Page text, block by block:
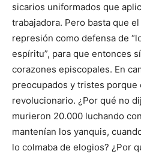
sicarios uniformados que
trabajadora. Pero basta que
represión como defensa de
espíritu”, para que entonces
corazones episcopales. En
preocupados y tristes porque
revolucionario. ¿Por qué no
murieron 20.000 luchando
mantenían los yanquis,
lo colmaba de elogios? ¿Por